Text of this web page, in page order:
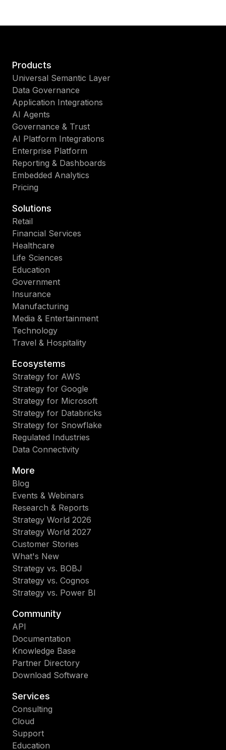
Products
Universal Semantic Layer
Data Governance
Application Integrations
AI Agents
Governance & Trust
AI Platform Integrations
Enterprise Platform
Reporting & Dashboards
Embedded Analytics
Pricing
Solutions
Retail
Financial Services
Healthcare
Life Sciences
Education
Government
Insurance
Manufacturing
Media & Entertainment
Technology
Travel & Hospitality
Ecosystems
Strategy for AWS
Strategy for Google
Strategy for Microsoft
Strategy for Databricks
Strategy for Snowflake
Regulated Industries
Data Connectivity
More
Blog
Events & Webinars
Research & Reports
Strategy World 2026
Strategy World 2027
Customer Stories
What's New
Strategy vs. BOBJ
Strategy vs. Cognos
Strategy vs. Power BI
Community
API
Documentation
Knowledge Base
Partner Directory
Download Software
Services
Consulting
Cloud
Support
Education